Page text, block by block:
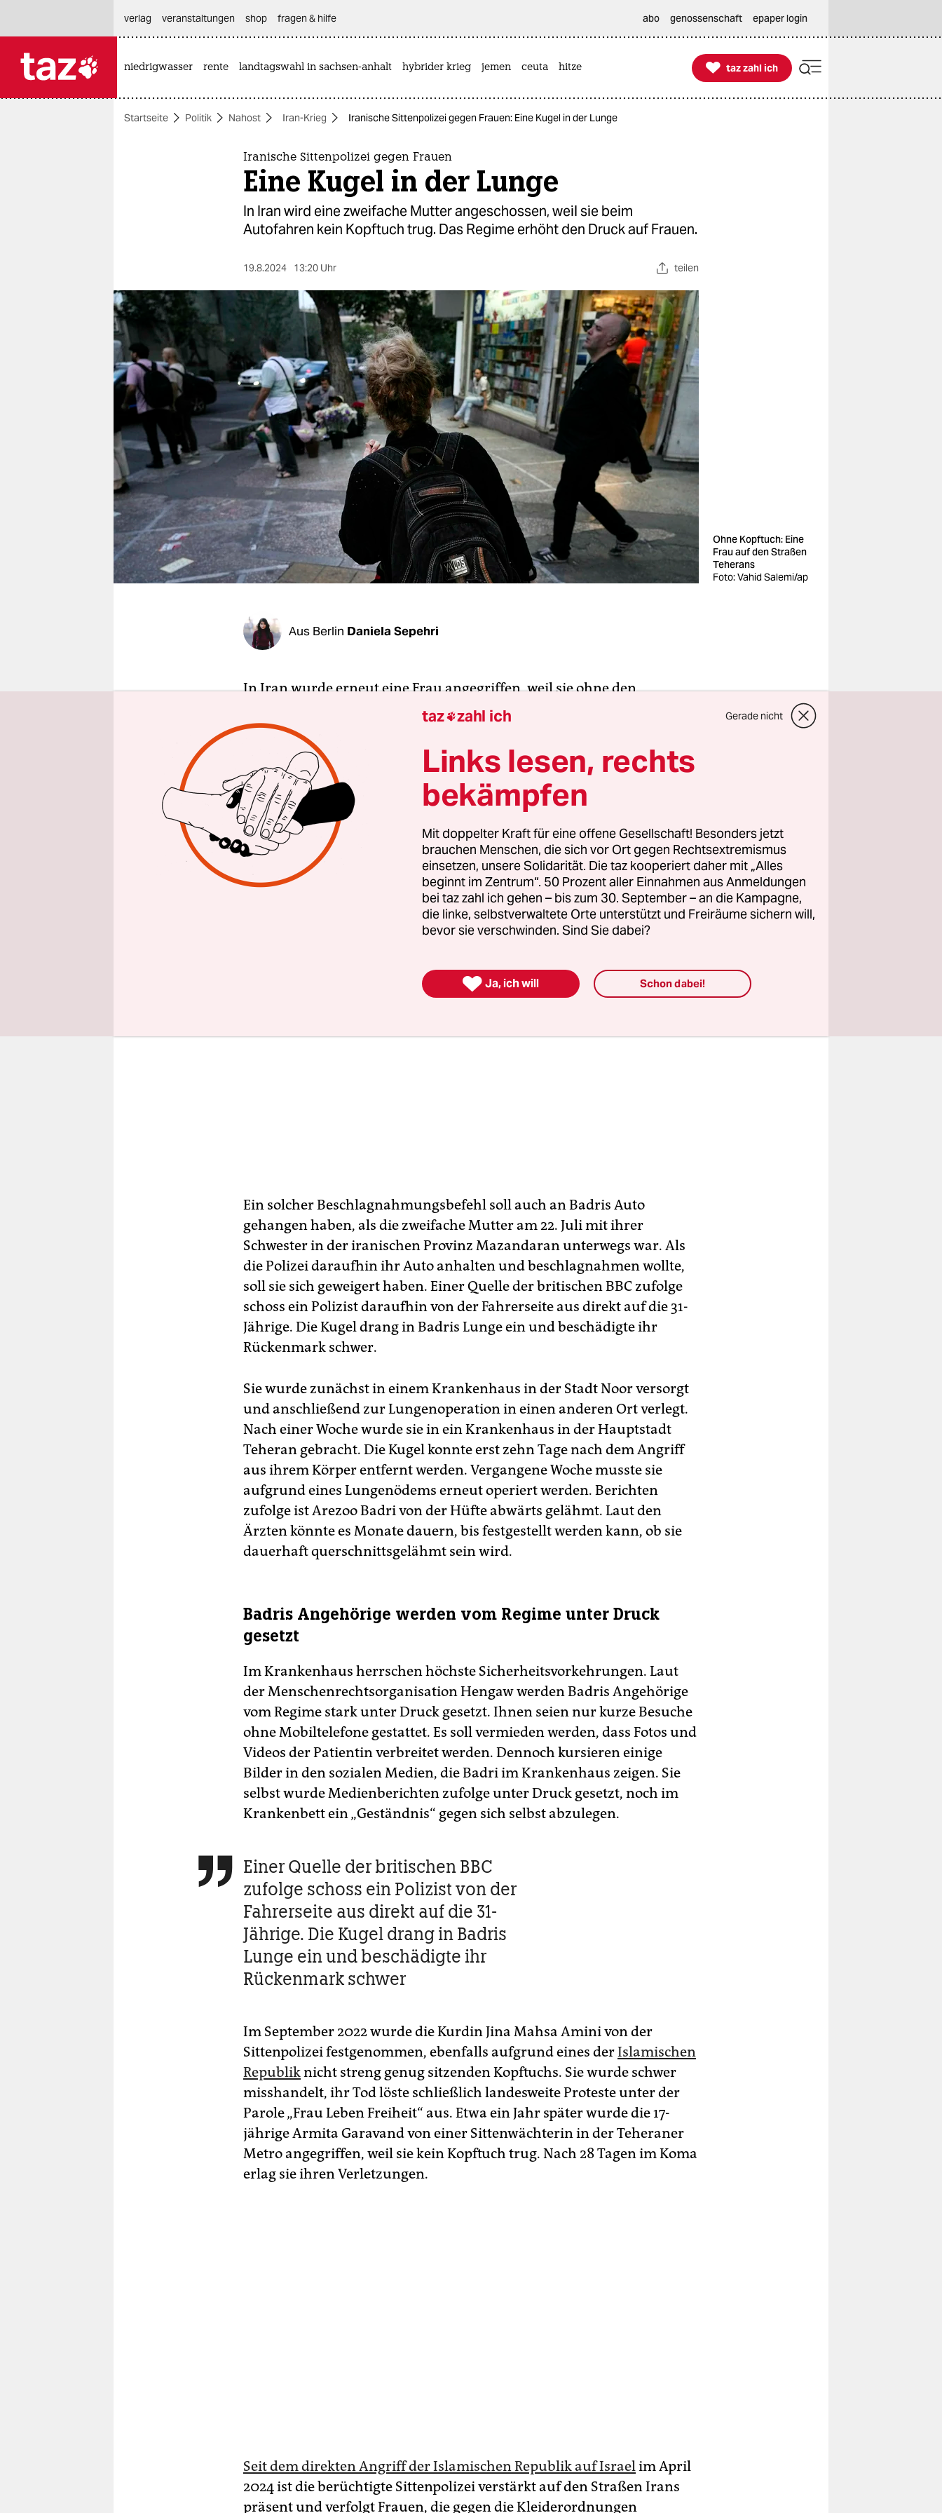
themen
berlin
nord
wahrheit
verlag
verlag
veranstaltungen
shop
fragen & hilfe
unterstützen
abo
verlag
veranstaltungen shop fragen & hilfe abo genossenschaft epaper login
niedrigwasser rente landtagswahl in sachsen-anhalt hybrider krieg jemen ceuta hitze 
taz zahl ich
taz zahl ich
Startseite Politik Nahost Iran-Krieg Iranische Sittenpolizei gegen Frauen: Eine Kugel in der Lunge
Iranische Sittenpolizei gegen Frauen
Eine Kugel in der Lunge
In Iran wird eine zweifache Mutter angeschossen, weil sie beim
Autofahren kein Kopftuch trug. Das Regime erhöht den Druck auf Frauen.
19.8.2024 13:20 Uhr teilen
Ohne Kopftuch: Eine
Frau auf den Straßen
Teherans
Foto: Vahid Salemi/ap
Aus Berlin Daniela Sepehri
In Iran wurde erneut eine Frau angegriffen, weil sie ohne den
obligatorischen Hijab unterwegs gewesen sein soll. Die 31-jährige
Arezoo Badri wurde von der iranischen Polizei in ihrem Auto
angeschossen und liegt seitdem gelähmt im Krankenhaus. Nun soll sie
von den Behörden zu einem Geständnis gegen sich selbst gezwungen
worden sein, berichten Menschenrechtsaktivist*innen.
Nach der Ankündigung der Islamischen Republik, strenger gegen
Frauen vorzugehen, die am Steuer keinKopftuch tragen, werden
verstärkt Autofahrerinnen ohne Hijab per Videoüberwachung
identifiziert. Den Betroffenen drohen unter anderem hohe Geldstrafen
und die Beschlagnahmung des Fahrzeugs.
Ein solcher Beschlagnahmungsbefehl soll auch an Badris Auto
gehangen haben, als die zweifache Mutter am 22. Juli mit ihrer
Schwester in der iranischen Provinz Mazandaran unterwegs war. Als
die Polizei daraufhin ihr Auto anhalten und beschlagnahmen wollte,
soll sie sich geweigert haben. Einer Quelle der britischen BBC zufolge
schoss ein Polizist daraufhin von der Fahrerseite aus direkt auf die 31-
Jährige. Die Kugel drang in Badris Lunge ein und beschädigte ihr
Rückenmark schwer.
Sie wurde zunächst in einem Krankenhaus in der Stadt Noor versorgt
und anschließend zur Lungenoperation in einen anderen Ort verlegt.
Nach einer Woche wurde sie in ein Krankenhaus in der Hauptstadt
Teheran gebracht. Die Kugel konnte erst zehn Tage nach dem Angriff
aus ihrem Körper entfernt werden. Vergangene Woche musste sie
aufgrund eines Lungenödems erneut operiert werden. Berichten
zufolge ist Arezoo Badri von der Hüfte abwärts gelähmt. Laut den
Ärzten könnte es Monate dauern, bis festgestellt werden kann, ob sie
dauerhaft querschnittsgelähmt sein wird.
Badris Angehörige werden vom Regime unter Druck
gesetzt
Im Krankenhaus herrschen höchste Sicherheitsvorkehrungen. Laut
der Menschenrechtsorganisation Hengaw werden Badris Angehörige
vom Regime stark unter Druck gesetzt. Ihnen seien nur kurze Besuche
ohne Mobiltelefone gestattet. Es soll vermieden werden, dass Fotos und
Videos der Patientin verbreitet werden. Dennoch kursieren einige
Bilder in den sozialen Medien, die Badri im Krankenhaus zeigen. Sie
selbst wurde Medienberichten zufolge unter Druck gesetzt, noch im
Krankenbett ein „Geständnis“ gegen sich selbst abzulegen.
 Einer Quelle der britischen BBC
zufolge schoss ein Polizist von der
Fahrerseite aus direkt auf die 31-
Jährige. Die Kugel drang in Badris
Lunge ein und beschädigte ihr
Rückenmark schwer
Im September 2022 wurde die Kurdin Jina Mahsa Amini von der
Sittenpolizei festgenommen, ebenfalls aufgrund eines derIslamischen
Republiknicht streng genug sitzenden Kopftuchs. Sie wurde schwer
misshandelt, ihr Tod löste schließlich landesweite Proteste unter der
Parole „Frau Leben Freiheit“ aus. Etwa ein Jahr später wurde die 17-
jährige Armita Garavand von einer Sittenwächterin in der Teheraner
Metro angegriffen, weil sie kein Kopftuch trug. Nach 28 Tagen im Koma
erlag sie ihren Verletzungen.
Seit dem direkten Angriff der Islamischen Republik auf Israelim April
2024 ist die berüchtigte Sittenpolizei verstärkt auf den Straßen Irans
präsent und verfolgt Frauen, die gegen die Kleiderordnungen
taz zahl ich Gerade nicht
Links lesen, rechts
bekämpfen
Mit doppelter Kraft für eine offene Gesellschaft! Besonders jetzt
brauchen Menschen, die sich vor Ort gegen Rechtsextremismus
einsetzen, unsere Solidarität. Die taz kooperiert daher mit „Alles
beginnt im Zentrum“. 50 Prozent aller Einnahmen aus Anmeldungen
bei taz zahl ich gehen – bis zum 30. September – an die Kampagne,
die linke, selbstverwaltete Orte unterstützt und Freiräume sichern will,
bevor sie verschwinden. Sind Sie dabei?
 Ja, ich will Schon dabei!